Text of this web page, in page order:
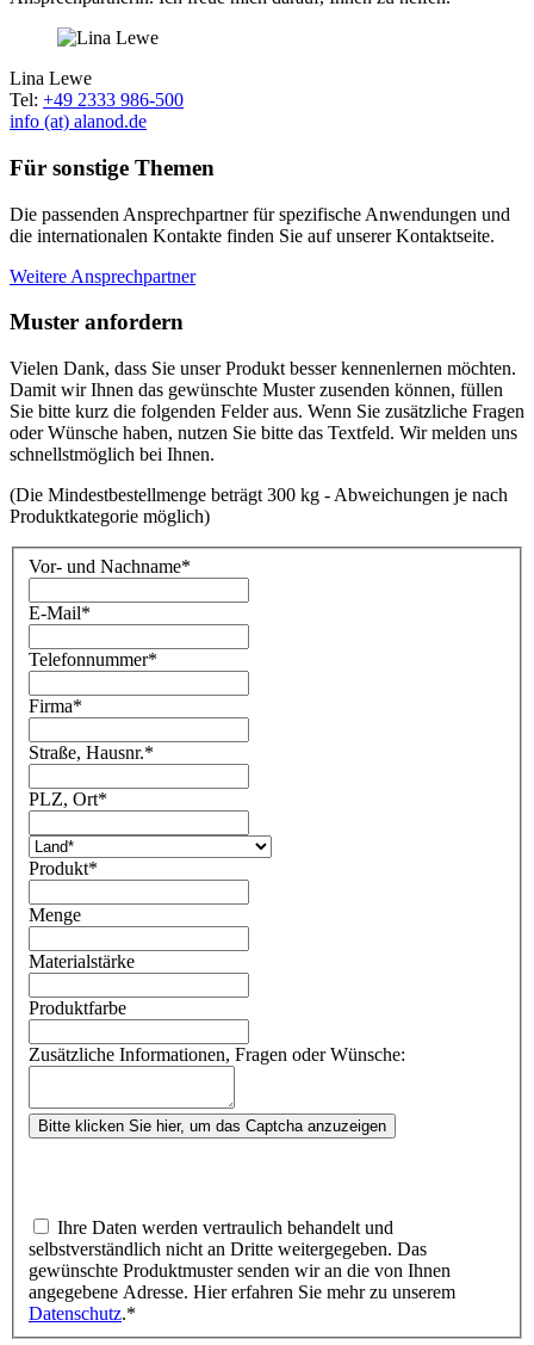
Lina Lewe
Tel: +49 2333 986-500
info (at) alanod.de
Für sonstige Themen
Die passenden Ansprechpartner für spezifische Anwendungen und
die internationalen Kontakte finden Sie auf unserer Kontaktseite.
Weitere Ansprechpartner
Muster anfordern
Vielen Dank, dass Sie unser Produkt besser kennenlernen möchten.
Damit wir Ihnen das gewünschte Muster zusenden können, füllen
Sie bitte kurz die folgenden Felder aus. Wenn Sie zusätzliche Fragen
oder Wünsche haben, nutzen Sie bitte das Textfeld. Wir melden uns
schnellstmöglich bei Ihnen.
(Die Mindestbestellmenge beträgt 300 kg - Abweichungen je nach
Produktkategorie möglich)
Vor- und Nachname*
E-Mail*
Telefonnummer*
Firma*
Straße, Hausnr.*
PLZ, Ort*
Produkt*
Menge
Materialstärke
Produktfarbe
Zusätzliche Informationen, Fragen oder Wünsche:
Bitte klicken Sie hier, um das Captcha anzuzeigen
Ihre Daten werden vertraulich behandelt und
selbstverständlich nicht an Dritte weitergegeben. Das
gewünschte Produktmuster senden wir an die von Ihnen
angegebene Adresse. Hier erfahren Sie mehr zu unserem
Datenschutz.*